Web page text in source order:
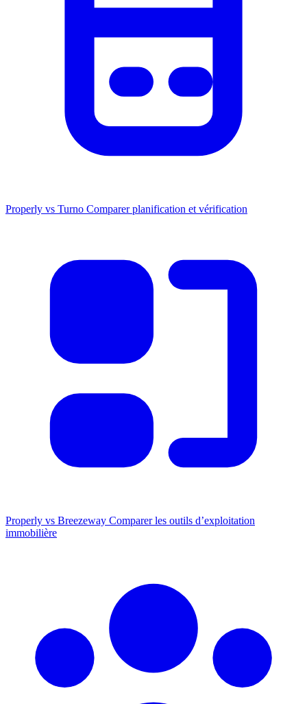
Properly vs Turno Comparer planification et vérification
Properly vs Breezeway Comparer les outils d’exploitation
immobilière